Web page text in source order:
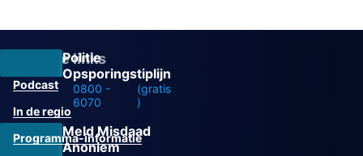
Politie
Opsporingstiplijn
0800 -
6070
(gratis
)
Meld Misdaad
Anoniem
Overige links
Podcast
In de regio
Programma-informatie